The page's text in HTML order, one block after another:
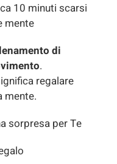
10 minuti scarsi
mente
di
.
regalare
mente.
sorpresa per Te